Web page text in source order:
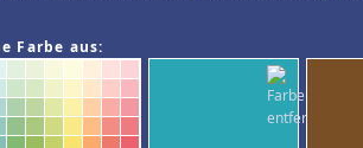
Farbe aus: